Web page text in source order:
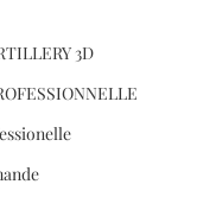
3D